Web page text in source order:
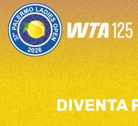
DIVENTA